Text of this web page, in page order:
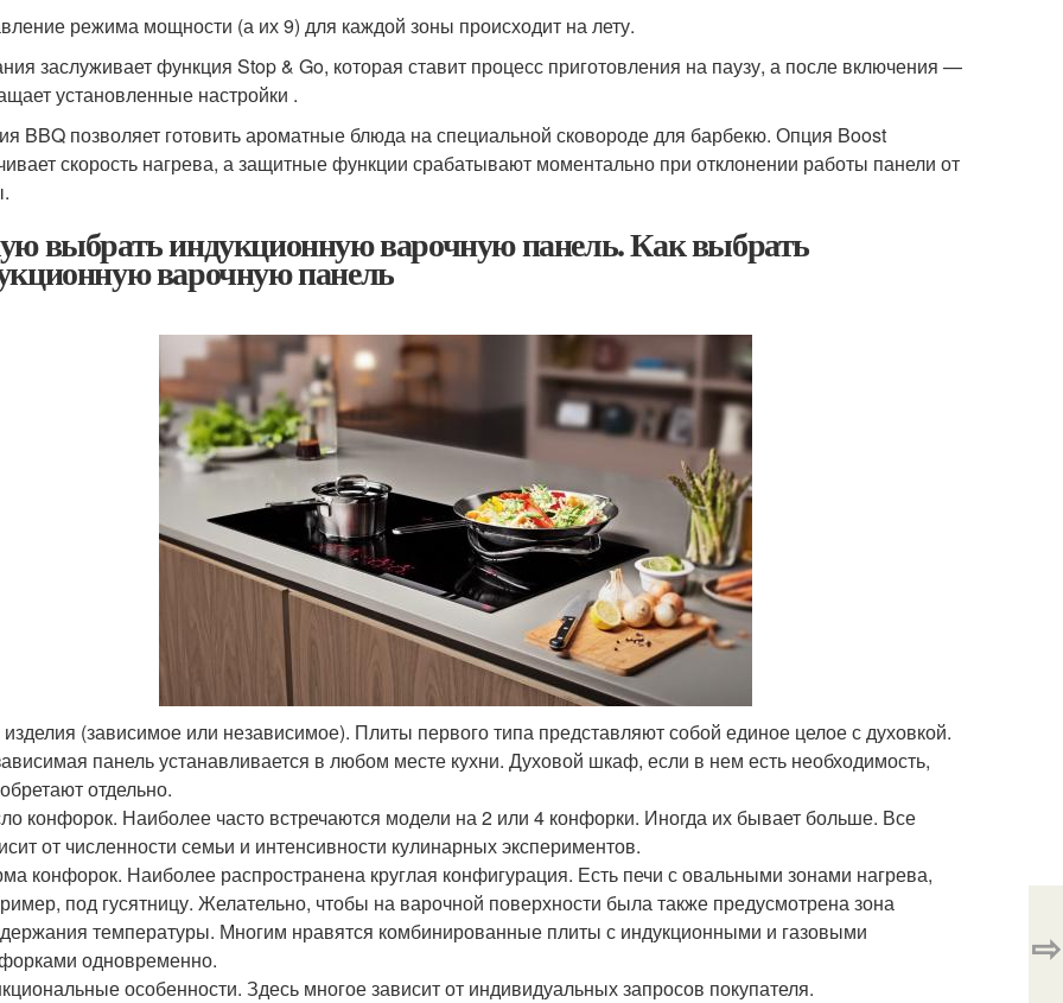
режима мощности (а их 9) для каждой зоны происходит на лету.
заслуживает функция Stop & Go, которая ставит процесс приготовления на паузу, а после включения —
установленные настройки .
BBQ позволяет готовить ароматные блюда на специальной сковороде для барбекю. Опция Boost
скорость нагрева, а защитные функции срабатывают моментально при отклонении работы панели от
выбрать индукционную варочную панель. Как выбрать
варочную панель
(зависимое или независимое). Плиты первого типа представляют собой единое целое с духовкой.
панель устанавливается в любом месте кухни. Духовой шкаф, если в нем есть необходимость,
отдельно.
конфорок. Наиболее часто встречаются модели на 2 или 4 конфорки. Иногда их бывает больше. Все
от численности семьи и интенсивности кулинарных экспериментов.
конфорок. Наиболее распространена круглая конфигурация. Есть печи с овальными зонами нагрева,
под гусятницу. Желательно, чтобы на варочной поверхности была также предусмотрена зона
температуры. Многим нравятся комбинированные плиты с индукционными и газовыми
одновременно.
особенности. Здесь многое зависит от индивидуальных запросов покупателя.
⇨